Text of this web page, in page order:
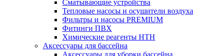
Сматывающие устройства
Тепловые насосы и осушители воздуха
Фильтры и насосы PREMIUM
Фитинги ПВХ
Химические реагенты HTH
Аксессуары для бассейна
Аксессуары для уборки бассейна